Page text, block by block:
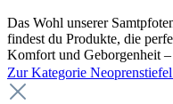
Das Wohl unserer
findest du Produkte, die
Komfort und Geborgenheit
Zur Kategorie Neoprenstiefel